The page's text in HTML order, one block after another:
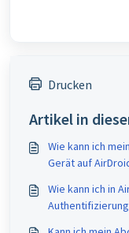
Drucken
Artikel in
Wie kann ich
Gerät auf
Wie kann ich in